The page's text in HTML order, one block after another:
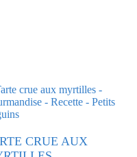
CRUE AUX